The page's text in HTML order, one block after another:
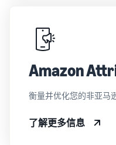
Amazon
衡量并优化您的非亚马
了解更多信息